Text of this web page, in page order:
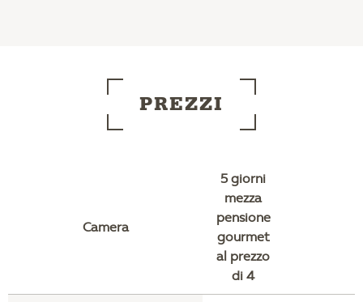
PREZZI
Camera
5 giorni
mezza
pensione
gourmet
al prezzo
di 4